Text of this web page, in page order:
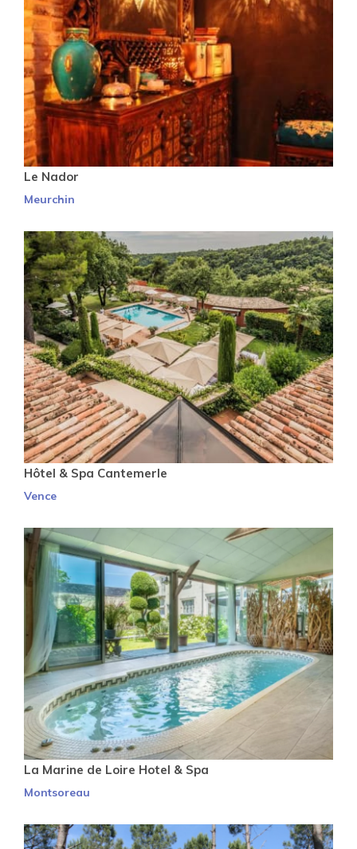
Le Nador
Meurchin
Hôtel & Spa Cantemerle
Vence
La Marine de Loire Hotel & Spa
Montsoreau